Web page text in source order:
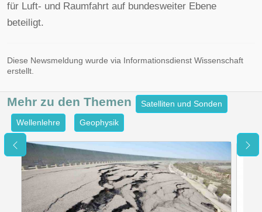
für Luft- und Raumfahrt auf bundesweiter Ebene
beteiligt.
Diese Newsmeldung wurde via Informationsdienst Wissenschaft
erstellt.
Mehr zu den Themen
Satelliten und Sonden
Wellenlehre
Geophysik